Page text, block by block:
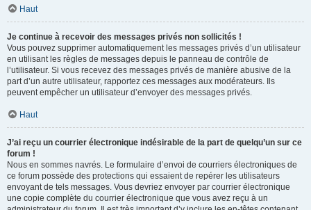
Haut
Je continue à recevoir des messages privés non sollicités !
Vous pouvez supprimer automatiquement les messages privés d’un utilisateur
en utilisant les règles de messages depuis le panneau de contrôle de
l’utilisateur. Si vous recevez des messages privés de manière abusive de la
part d’un autre utilisateur, rapportez ces messages aux modérateurs. Ils
peuvent empêcher un utilisateur d’envoyer des messages privés.
Haut
J’ai reçu un courrier électronique indésirable de la part de quelqu’un sur ce
forum !
Nous en sommes navrés. Le formulaire d’envoi de courriers électroniques de
ce forum possède des protections qui essaient de repérer les utilisateurs
envoyant de tels messages. Vous devriez envoyer par courrier électronique
une copie complète du courrier électronique que vous avez reçu à un